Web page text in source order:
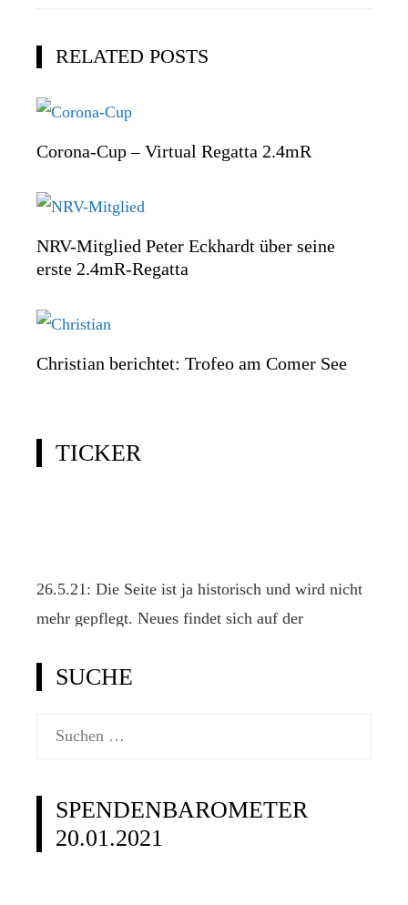
RELATED POSTS
Corona-Cup – Virtual Regatta 2.4mR
NRV-Mitglied Peter Eckhardt über seine
erste 2.4mR-Regatta
Christian berichtet: Trofeo am Comer See
TICKER
26.5.21: Die Seite ist ja historisch und wird nicht
mehr gepflegt. Neues findet sich auf der
SUCHE
Suchen
SPENDENBAROMETER
20.01.2021